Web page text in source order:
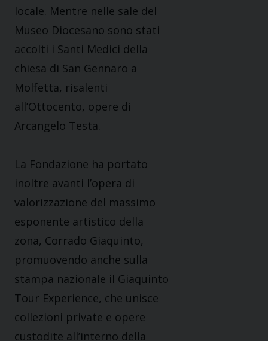
locale. Mentre nelle sale del
Museo Diocesano sono stati
accolti i Santi Medici della
chiesa di San Gennaro a
Molfetta, risalenti
all’Ottocento, opere di
Arcangelo Testa.
La Fondazione ha portato
inoltre avanti l’opera di
valorizzazione del massimo
esponente artistico della
zona, Corrado Giaquinto,
promuovendo anche sulla
stampa nazionale il Giaquinto
Tour Experience, che unisce
collezioni private e opere
custodite all’interno della